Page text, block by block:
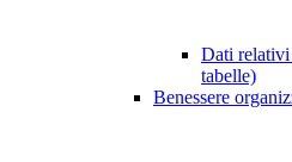
Dati relativi
tabelle)
Benessere